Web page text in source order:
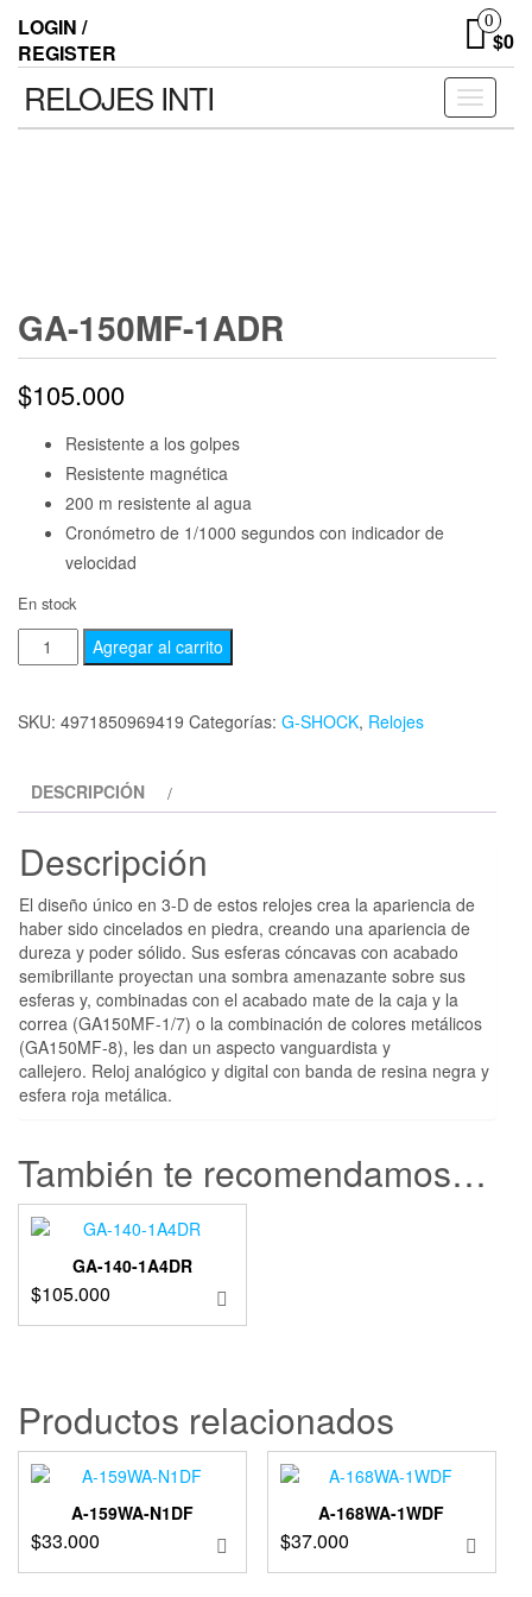
LOGIN /
REGISTER
0
$0
Toggle
RELOJES INTI
GA-150MF-1ADR
$105.000
Resistente a los golpes
Resistente magnética
200 m resistente al agua
Cronómetro de 1/1000 segundos con indicador de
velocidad
En stock
Agregar al carrito
SKU: 4971850969419 Categorías: G-SHOCK, Relojes
DESCRIPCIÓN
Descripción
El diseño único en 3-D de estos relojes crea la apariencia de
haber sido cincelados en piedra, creando una apariencia de
dureza y poder sólido. Sus esferas cóncavas con acabado
semibrillante proyectan una sombra amenazante sobre sus
esferas y, combinadas con el acabado mate de la caja y la
correa (GA150MF-1/7) o la combinación de colores metálicos
(GA150MF-8), les dan un aspecto vanguardista y
callejero. Reloj analógico y digital con banda de resina negra y
esfera roja metálica.
También te recomendamos…
GA-140-1A4DR
$105.000
Productos relacionados
A-159WA-N1DF
$33.000
A-168WA-1WDF
$37.000